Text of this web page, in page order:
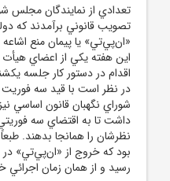
تعدادي از نمايندگان مجلس
تصويب قانوني برآمدند که
«ان‌پي‌تي» يا پيمان منع
اين هفته يکي از اعضاي
در نظر است با قيد سه فوريت
شوراي نگهبان قانون
داشت تا به اقتضاي سه
نظرشان را همانجا بدهند.
بود که خروج از «ان‌پي‌تي»
رسيد و از همان زمان اجرائي